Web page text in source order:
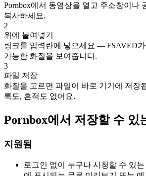
Pornbox에서 동영상을 열고 주소창이나
복사하세요.
2
위에 붙여넣기
링크를 입력란에 넣으세요 — FSAVED
가능한 화질을 보여줍니다.
3
파일 저장
화질을 고르면 파일이 바로 기기에 저장
록도, 흔적도 없어요.
Pornbox에서 저장할 수 있
지원됨
로그인 없이 누구나 시청할 수 있는